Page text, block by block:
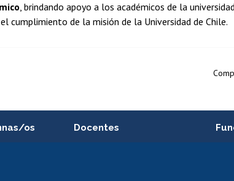
, brindando apoyo a los académicos de la
cumplimiento de la misión de la Universidad de Chile.
os Docentes